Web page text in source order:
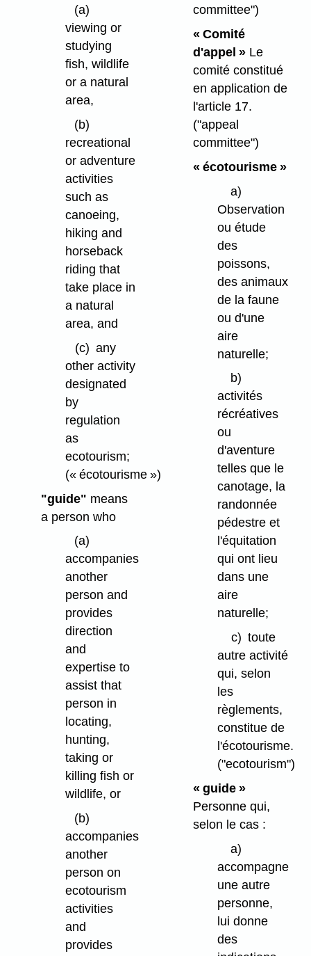
(a)
viewing or
studying
fish, wildlife
or a natural
area,
(b)
recreational
or adventure
activities
such as
canoeing,
hiking and
horseback
riding that
take place in
a natural
area, and
(c) any
other activity
designated
by
regulation
as
ecotourism;
(« écotourisme »)
"guide" means
a person who
(a)
accompanies
another
person and
provides
direction
and
expertise to
assist that
person in
locating,
hunting,
taking or
killing fish or
wildlife, or
(b)
accompanies
another
person on
ecotourism
activities
and
provides
committee")
« Comité
d'appel »Le
comité constitué
en application de
l'article 17.
("appeal
committee")
« écotourisme »
a)
Observation
ou étude
des
poissons,
des animaux
de la faune
ou d'une
aire
naturelle;
b)
activités
récréatives
ou
d'aventure
telles que le
canotage, la
randonnée
pédestre et
l'équitation
qui ont lieu
dans une
aire
naturelle;
c) toute
autre activité
qui, selon
les
règlements,
constitue de
l'écotourisme.
("ecotourism")
« guide »
Personne qui,
selon le cas :
a)
accompagne
une autre
personne,
lui donne
des